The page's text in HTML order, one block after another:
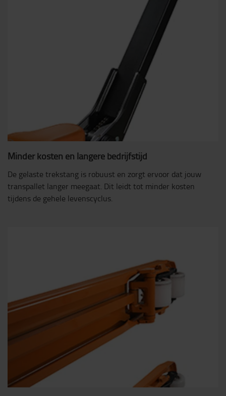
Minder kosten en langere bedrijfstijd
De gelaste trekstang is robuust en zorgt ervoor dat jouw
transpallet langer meegaat. Dit leidt tot minder kosten
tijdens de gehele levenscyclus.